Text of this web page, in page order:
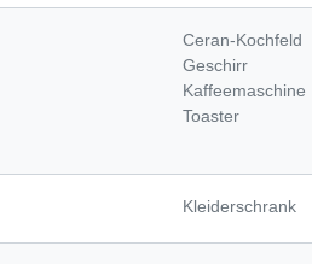
Ceran-Kochfeld
Geschirr
Kaffeemaschine
Toaster
Kleiderschrank